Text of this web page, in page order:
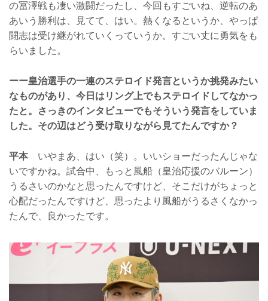
の冨澤戦も凄い激闘だったし、今回もすごいね、逆転のあ
あいう勝利は、見てて、はい。熱くなるというか、やっぱ
闘志は受け継がれていくっていうか。すごい丈に勇気をも
らいました。
ーー皇治選手の一連のステロイド発言というか挑発みたい
なものがあり、今日はリング上でもステロイドしてなかっ
たと。さっきのインタビューでもそういう発言をしていま
した。その辺はどう受け取りながら見てたんですか？
平本いやまあ、はい（笑）。いいショーだったんじゃな
いですかね。試合中、もっと風船（皇治応援のバルーン）
うるさいのかなと思ったんですけど、そこだけがちょっと
心配だったんですけど、思ったより風船がうるさくなかっ
たんで、良かったです。